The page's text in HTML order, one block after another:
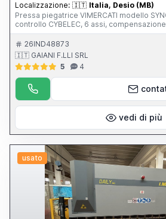
Localizzazione: 🇮🇹 Italia, Desio (MB)
Pressa piegatrice VIMERCATI modello
controllo CYBELEC, 6 assi,
26IND48873
🇮🇹 GAIANI F.LLI SRL
5
4
vedi di più
usato